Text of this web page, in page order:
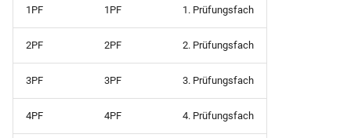
Schülerliste (für CSV-
Mail
Ausbildungsbetrieb und -E-
Mail (Var2)
Klassenliste mit Betrieben
Klassenliste mit Eltern
Klassenliste mit Endnoten
1PF 1PF 1. Prüfungsfach
2PF 2PF 2. Prüfungsfach
3PF 3PF 3. Prüfungsfach
4PF 4PF 4. Prüfungsfach